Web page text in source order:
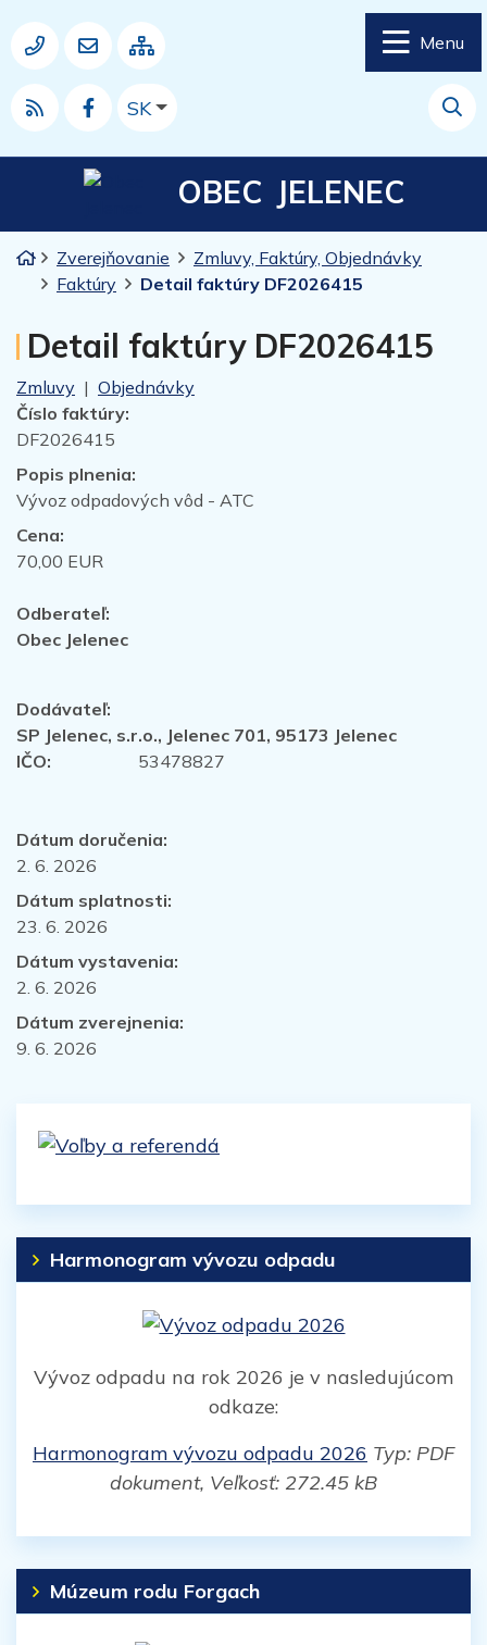
037 77 64 950
obec.jelenec@jelenec.sk
Mapa webu
RSS SKSlovensky
OBEC JELENEC
Menu
Úvodná stránka
Zverejňovanie
Zmluvy, Faktúry, Objednávky
Faktúry
Detail faktúry DF2026415
Detail faktúry DF2026415
Zmluvy | Objednávky
Číslo faktúry:
DF2026415
Popis plnenia:
Vývoz odpadových vôd - ATC
Cena:
70,00 EUR
Odberateľ:
Obec Jelenec
Dodávateľ:
SP Jelenec, s.r.o., Jelenec 701, 95173 Jelenec
IČO:
53478827
Dátum doručenia:
2. 6. 2026
Dátum splatnosti:
23. 6. 2026
Dátum vystavenia:
2. 6. 2026
Dátum zverejnenia:
9. 6. 2026
Harmonogram vývozu odpadu
Vývoz odpadu na rok 2026 je v nasledujúcom
odkaze:
Harmonogram vývozu odpadu 2026 Typ: PDF
dokument, Veľkosť: 272.45 kB
Múzeum rodu Forgach